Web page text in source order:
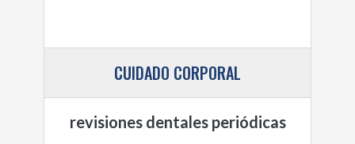
CUIDADO CORPORAL
revisiones dentales periódicas